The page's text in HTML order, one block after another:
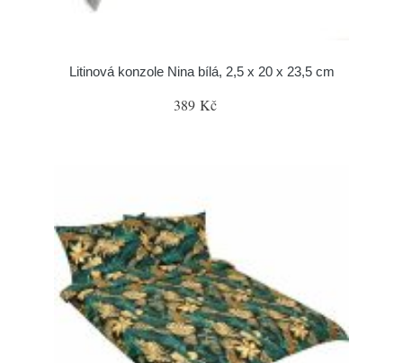
Litinová konzole Nina bílá, 2,5 x 20 x 23,5 cm
389 Kč